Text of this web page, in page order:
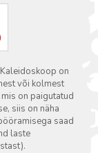
on
või kolmest
on paigutatud
siis on näha
saad
laste